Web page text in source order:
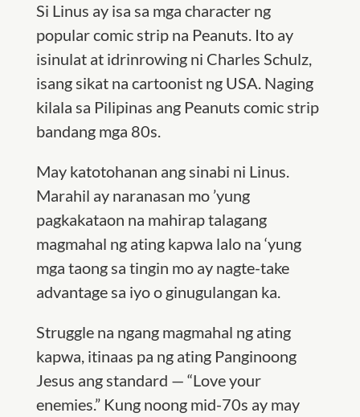
Si Linus ay isa sa mga character ng
popular comic strip na Peanuts. Ito ay
isinulat at idrinrowing ni Charles Schulz,
isang sikat na cartoonist ng USA. Naging
kilala sa Pilipinas ang Peanuts comic strip
bandang mga 80s.
May katotohanan ang sinabi ni Linus.
Marahil ay naranasan mo ’yung
pagkakataon na mahirap talagang
magmahal ng ating kapwa lalo na ‘yung
mga taong sa tingin mo ay nagte-take
advantage sa iyo o ginugulangan ka.
Struggle na ngang magmahal ng ating
kapwa, itinaas pa ng ating Panginoong
Jesus ang standard — “Love your
enemies.” Kung noong mid-70s ay may